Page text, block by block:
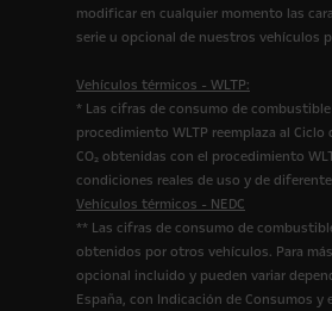
modificar en cualquier momento las
serie u opcional de nuestros vehículos
Vehículos térmicos - WLTP:
* Las cifras de consumo de
procedimiento WLTP reemplaza al
CO₂ obtenidas con el procedimiento
condiciones reales de uso y de
Vehículos térmicos - NEDC
** Las cifras de consumo de
obtenidos por otros vehículos. Para
opcional incluido y pueden variar
España, con Indicación de Consumos y